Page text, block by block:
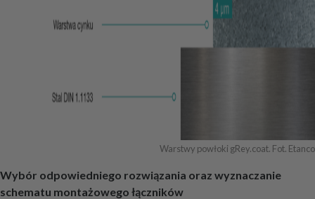
Warstwy powłoki gRey.coat. Fot. Etanco
Wybór odpowiedniego rozwiązania oraz wyznaczanie
schematu montażowego łączników